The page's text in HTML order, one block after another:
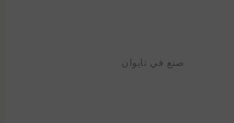
صنع في تايوان